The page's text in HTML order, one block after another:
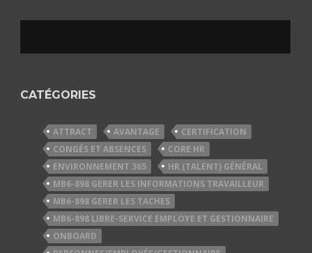
CATÉGORIES
ATTRACT AVANTAGE
CERTIFICATION
CONGÉS ET ABSENCES
CORE HR
ENVIRONNEMENT 365
HR (TALENT) GÉNÉRAL
MB6-898 GERER LES INFORMATIONS TRAVAILLEUR
MB6-898 GERER LES TACHES
MB6-898 LIBRE-SERVICE EMPLOYE ET GESTIONNAIRE
ONBOARD